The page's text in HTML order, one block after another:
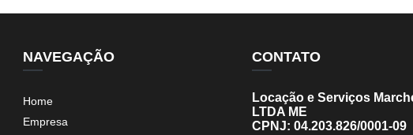
NAVEGAÇÃO
Home
Empresa
CONTATO
Locação e Serviços
LTDA ME
CPNJ: 04.203.826/0001-09